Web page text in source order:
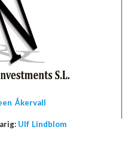
Åkervall
Ulf Lindblom